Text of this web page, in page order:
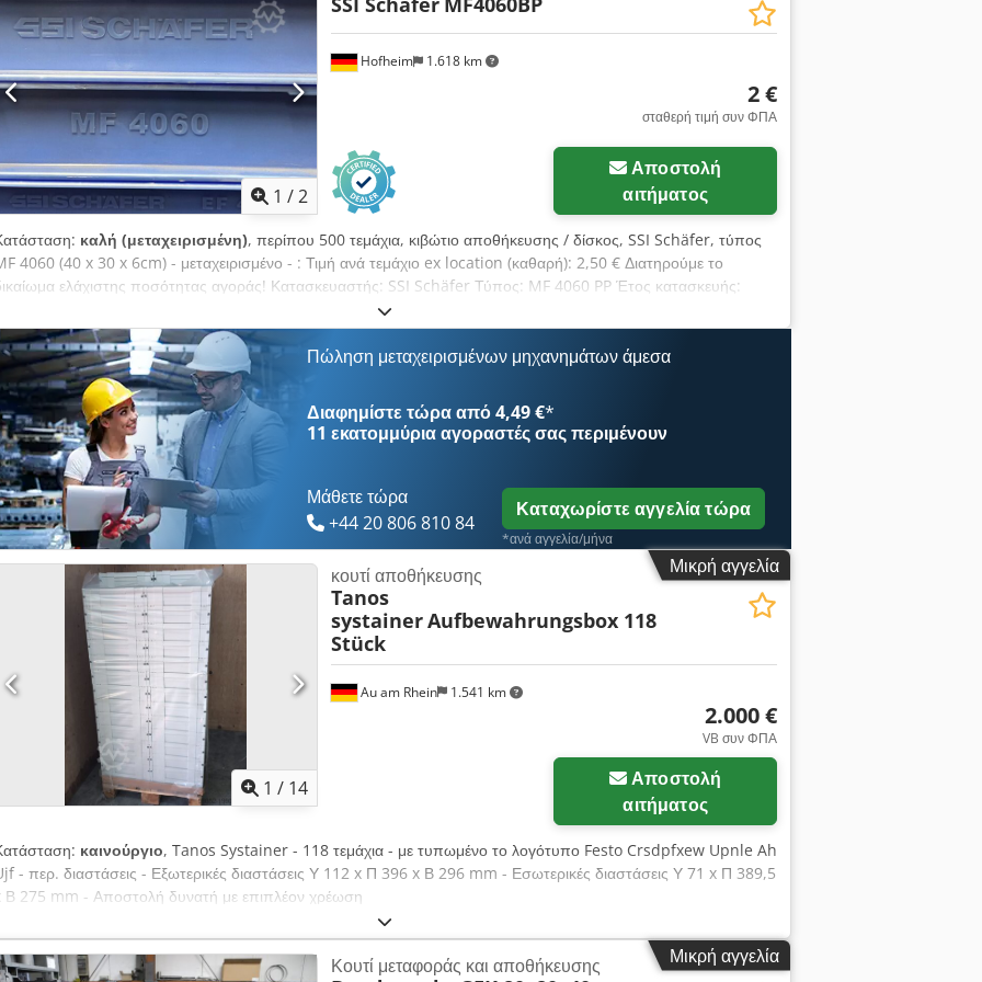
που απορρέουν από βαριά αμέλεια ή εκ προθέσεως παράβαση των υποχρεώσεων του πωλητή ή
για οποιαδήποτε βλάβη της ζωής, της σωματικής ακεραιότητας ή της υγείας.
Ζητήστε περισσότερες
1 /2
Hofheim 1.618 km
2 €
σταθερή τιμή συν ΦΠΑ
Αποστολή
αιτήματος
καλή (μεταχειρισμένη), περίπου 500 τεμάχια, κιβώτιο αποθήκευσης / δίσκος, SSI Schäfer, τύπος
4060 (40 x 30 x 6cm) - μεταχειρισμένο - : Τιμή ανά τεμάχιο ex location (καθαρή): 2,50 € Διατηρούμε το
ελάχιστης ποσότητας αγοράς! Κατασκευαστής: SSI Schäfer Τύπος: MF 4060 PP Έτος κατασκευής:
άγνωστο Εξωτερικές διαστάσεις: L x W x H 396 x 297 x 60 mm Εσωτερικές διαστάσεις Μ x Π x Υ 366 x 267 x 42
Χρήσιμο ύψος στη στοίβα 27 mm Χωρητικότητα 4,1 λίτρα Φορτίο περιεχομένου (μέγ.) 20 kg Crodpfxou
Ah Uof Χρώμα: μπλε Κατάσταση: καλή, Διαθέσιμο: αμέσως Τοποθεσία: CZ, Bor, μεταγενέστερη αποθήκη
/ Σαξονία
Πώληση μεταχειρισμένων μηχανημάτων άμεσα
Διαφημίστε τώρα από 4,49 €*
11 εκατομμύρια αγοραστέςσας περιμένουν
Μάθετε τώρα
+44 20 806 810 84
Καταχωρίστε αγγελία τώρα
*ανά αγγελία/μήνα
Μικρή αγγελία
1 / 14
Au am Rhein 1.541 km
κουτί αποθήκευσης
Tanos
systainerAufbewahrungsbox 118
Stück
2.000 €
VB συν ΦΠΑ
Αποστολή
αιτήματος
καινούργιο, Tanos Systainer - 118 τεμάχια - με τυπωμένο το λογότυπο Festo Crsdpfxew Upnle Ah
- περ. διαστάσεις - Εξωτερικές διαστάσεις Υ 112 x Π 396 x Β 296 mm - Εσωτερικές διαστάσεις Υ 71 x Π 389,5
Β 275 mm - Αποστολή δυνατή με επιπλέον χρέωση
Μικρή αγγελία
Κουτί μεταφοράς και αποθήκευσης